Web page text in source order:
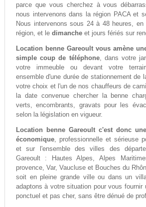
parce que vous cherchez à vous
nous intervenons dans la région PACA et
Nous intervenons sous 24 à 48 heures,
région, et le dimancheet jours fériés sur
Location benne Gareoult vous amène
simple coup de téléphone, dans votre
votre immeuble ou devant votre
ensemble d'une durée de stationnement de
votre choix et l'un de nos chauffeurs de
la date convenue chercher la benne
verts, encombrants, gravats pour les
selon la législation en vigueur.
Location benne Gareoult c'est donc
économique, professionnelle et sérieuse
et sur l'ensemble des villes des
Gareoult : Hautes Alpes, Alpes
provence, Var, Vaucluse et Bouches du
soit en pleine grande ville ou dans un
adaptons à votre situation pour vous fournir
ponctuel et pas cher, sans être dénué de